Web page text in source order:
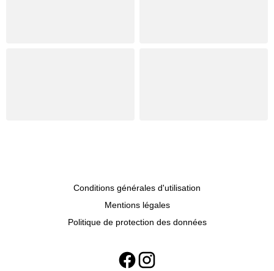
Conditions générales d'utilisation
Mentions légales
Politique de protection des données